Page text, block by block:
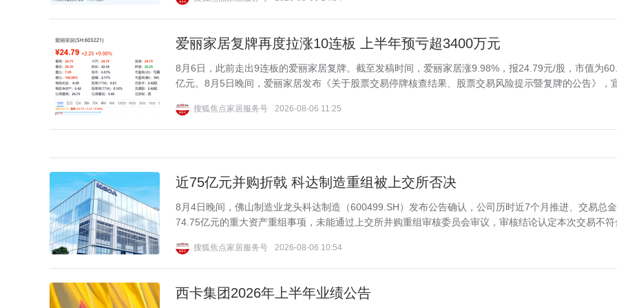
爱丽家居复牌再度拉涨10连板 上半年预亏超3400万元
8月6日，此前走出9连板的爱丽家居复牌。截至发稿时间，爱丽家居涨9.98%，报24.79元/股，市值为
亿元。8月5日晚间，爱丽家居发布《关于股票交易停牌核查结果、股票交易风险提示暨复牌的公告》，宣
搜狐焦点家居服务号 2026-08-06 11:25
近75亿元并购折戟 科达制造重组被上交所否决
8月4日晚间，佛山制造业龙头科达制造（600499.SH）发布公告确认，公司历时近7个月推进、交易总
74.75亿元的重大资产重组事项，未能通过上交所并购重组审核委员会审议，审核结论认定本次交易不符
搜狐焦点家居服务号 2026-08-06 10:54
西卡集团2026年上半年业绩公告